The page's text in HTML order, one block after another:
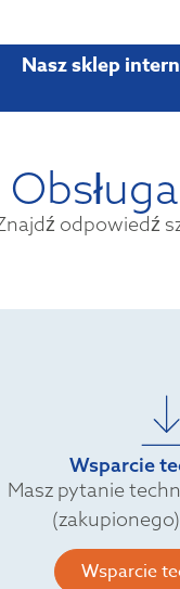
Nasz sklep
odpowiedź
Wsparcie
Masz pytanie
Wsparcie